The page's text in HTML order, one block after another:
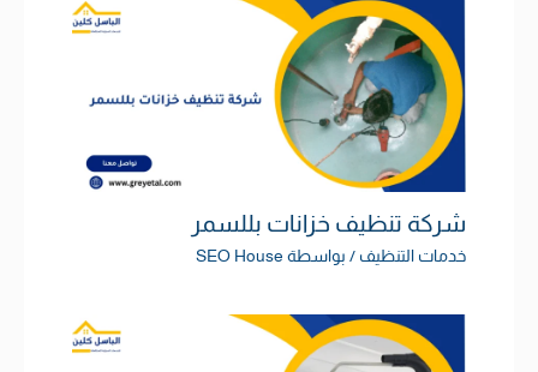
شركة تنظيف خزانات بللسمر
خدمات التنظيف/ بواسطة SEO House